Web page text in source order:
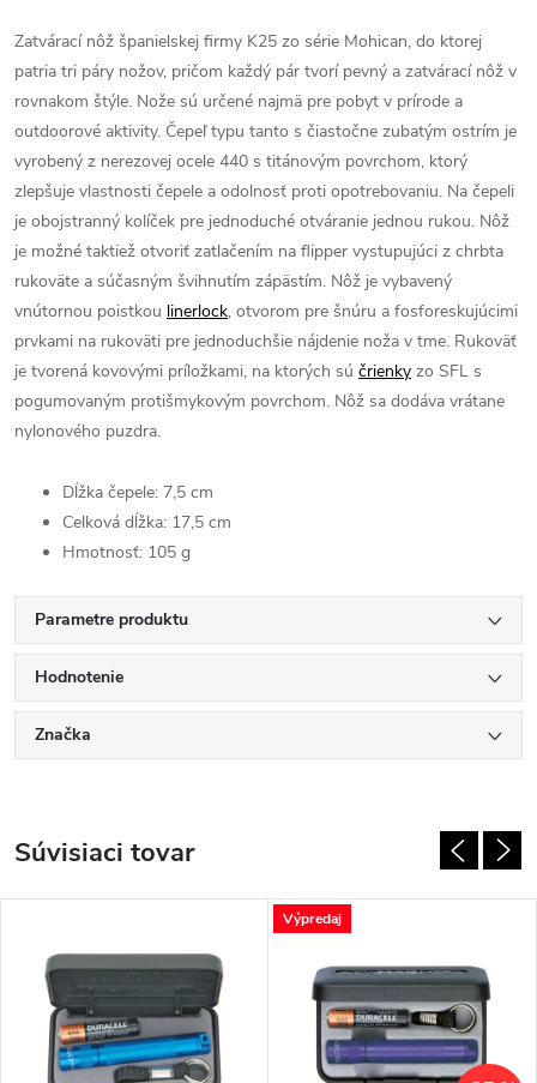
Zatvárací nôž španielskej firmy K25 zo série Mohican, do ktorej
patria tri páry nožov, pričom každý pár tvorí pevný a zatvárací nôž v
rovnakom štýle. Nože sú určené najmä pre pobyt v prírode a
outdoorové aktivity. Čepeľ typu tanto s čiastočne zubatým ostrím je
vyrobený z nerezovej ocele 440 s titánovým povrchom, ktorý
zlepšuje vlastnosti čepele a odolnosť proti opotrebovaniu. Na čepeli
je obojstranný kolíček pre jednoduché otváranie jednou rukou. Nôž
je možné taktiež otvoriť zatlačením na flipper vystupujúci z chrbta
rukoväte a súčasným švihnutím zápästím. Nôž je vybavený
vnútornou poistkou linerlock, otvorom pre šnúru a fosforeskujúcimi
prvkami na rukoväti pre jednoduchšie nájdenie noža v tme. Rukoväť
je tvorená kovovými príložkami, na ktorých sú črienky zo SFL s
pogumovaným protišmykovým povrchom. Nôž sa dodáva vrátane
nylonového puzdra.
Dĺžka čepele: 7,5 cm
Celková dĺžka: 17,5 cm
Hmotnosť: 105 g
Parametre produktu
Hodnotenie
Značka
Súvisiaci tovar
Výpredaj